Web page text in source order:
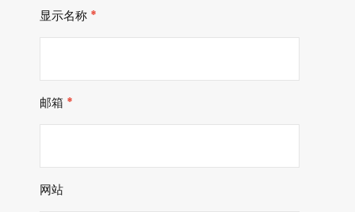
显示名称 *
邮箱 *
网站